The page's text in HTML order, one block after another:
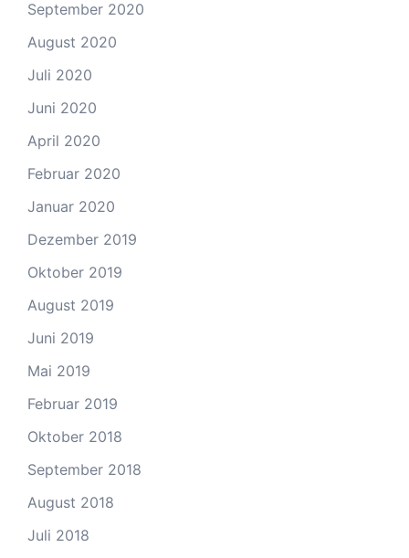
September 2020
August 2020
Juli 2020
Juni 2020
April 2020
Februar 2020
Januar 2020
Dezember 2019
Oktober 2019
August 2019
Juni 2019
Mai 2019
Februar 2019
Oktober 2018
September 2018
August 2018
Juli 2018